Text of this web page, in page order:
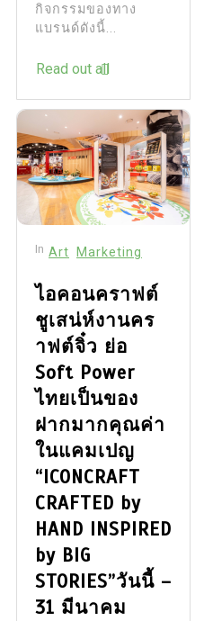
กิจกรรมของทาง
แบรนด์ดังนี้...
Read out all
In Art Marketing
ไอคอนคราฟต์
ชูเสน่ห์งานคร
าฟต์จิ๋ว ย่อ
Soft Power
ไทยเป็นของ
ฝากมากคุณค่า
ในแคมเปญ
“ICONCRAFT
CRAFTED by
HAND INSPIRED
by BIG
STORIES”วันนี้ –
31 มีนาคม